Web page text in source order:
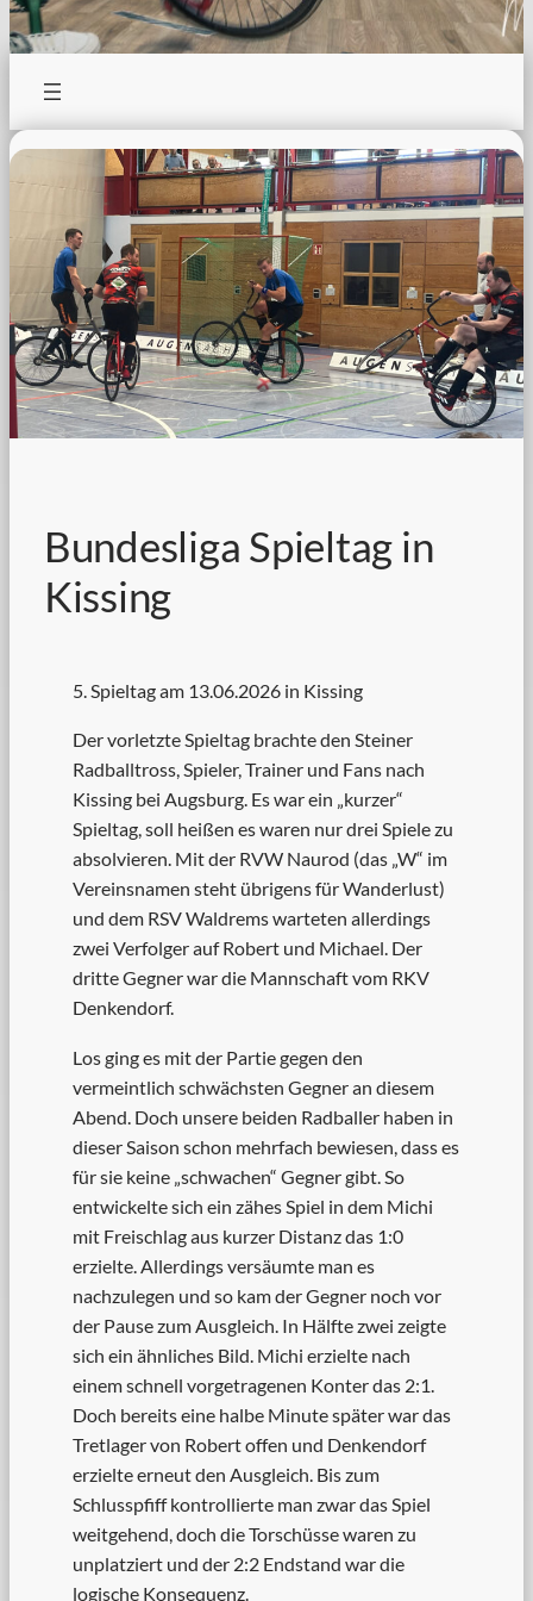
Bundesliga Spieltag in
Kissing
5. Spieltag am 13.06.2026 in Kissing
Der vorletzte Spieltag brachte den Steiner
Radballtross, Spieler, Trainer und Fans nach
Kissing bei Augsburg. Es war ein „kurzer“
Spieltag, soll heißen es waren nur drei Spiele zu
absolvieren. Mit der RVW Naurod (das „W“ im
Vereinsnamen steht übrigens für Wanderlust)
und dem RSV Waldrems warteten allerdings
zwei Verfolger auf Robert und Michael. Der
dritte Gegner war die Mannschaft vom RKV
Denkendorf.
Los ging es mit der Partie gegen den
vermeintlich schwächsten Gegner an diesem
Abend. Doch unsere beiden Radballer haben in
dieser Saison schon mehrfach bewiesen, dass es
für sie keine „schwachen“ Gegner gibt. So
entwickelte sich ein zähes Spiel in dem Michi
mit Freischlag aus kurzer Distanz das 1:0
erzielte. Allerdings versäumte man es
nachzulegen und so kam der Gegner noch vor
der Pause zum Ausgleich. In Hälfte zwei zeigte
sich ein ähnliches Bild. Michi erzielte nach
einem schnell vorgetragenen Konter das 2:1.
Doch bereits eine halbe Minute später war das
Tretlager von Robert offen und Denkendorf
erzielte erneut den Ausgleich. Bis zum
Schlusspfiff kontrollierte man zwar das Spiel
weitgehend, doch die Torschüsse waren zu
unplatziert und der 2:2 Endstand war die
logische Konsequenz.